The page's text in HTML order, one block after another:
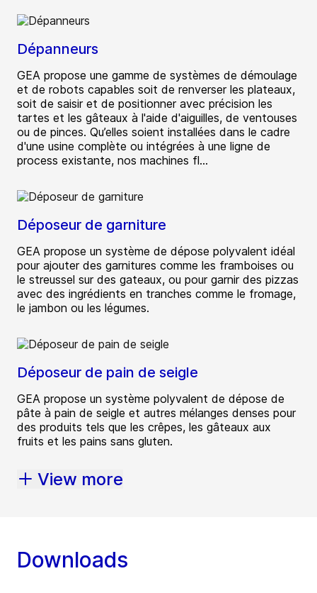
Dépanneurs
GEA propose une gamme de systèmes de démoulage
et de robots capables soit de renverser les plateaux,
soit de saisir et de positionner avec précision les
tartes et les gâteaux à l'aide d'aiguilles, de ventouses
ou de pinces. Qu’elles soient installées dans le cadre
d'une usine complète ou intégrées à une ligne de
process existante, nos machines fl...
Déposeur de garniture
GEA propose un système de dépose polyvalent idéal
pour ajouter des garnitures comme les framboises ou
le streussel sur des gateaux, ou pour garnir des pizzas
avec des ingrédients en tranches comme le fromage,
le jambon ou les légumes.
Déposeur de pain de seigle
GEA propose un système polyvalent de dépose de
pâte à pain de seigle et autres mélanges denses pour
des produits tels que les crêpes, les gâteaux aux
fruits et les pains sans gluten.
View more
Downloads